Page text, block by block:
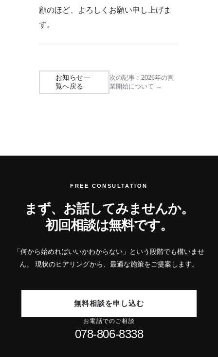
顧のほど、よろしくお願い申し上げま
す。
お知らせ一
覧へ戻る
次の記事：2026年の営
業開始について →
FREE CONSULTATION
まず、お話してみませんか。
初回相談は無料です。
「何から始めればいいかわからない」という段階でも構いませ
ん。
現状のヒアリングから、最適な施策をご提案します。
無料相談を申し込む
お電話でのご相談
078-806-8338